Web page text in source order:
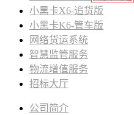
小黑卡X6-追货版
小黑卡K6-管车版
网络货运系统
智慧监管服务
物流增值服务
招标大厅
公司简介